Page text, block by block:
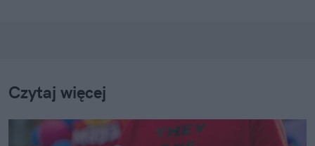
Czytaj więcej